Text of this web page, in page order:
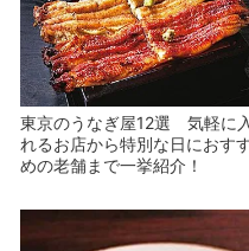
東京のうなぎ屋12選 気軽に入
れるお店から特別な日におす
めの老舗まで一挙紹介！